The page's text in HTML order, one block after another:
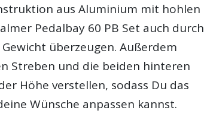
aus Aluminium mit hohlen
Pedalbay 60 PB Set auch durch
überzeugen. Außerdem
Streben und die beiden hinteren
Höhe verstellen, sodass Du das
Wünsche anpassen kannst.